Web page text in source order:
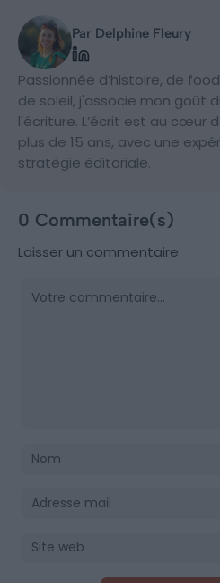
Par Delphine Fleury
Passionnée d’histoire, de
de soleil, j'associe mon goût
l'écriture. L’écrit est au cœur
plus de 15 ans, avec une
stratégie éditoriale.
0 Commentaire(s)
Laisser un commentaire